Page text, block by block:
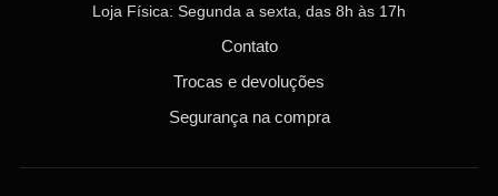
Loja Física: Segunda a sexta, das 8h às 17h
Contato
Trocas e devoluções
Segurança na compra